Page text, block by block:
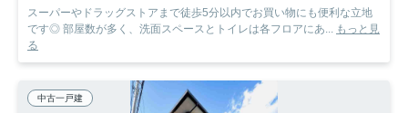
スーパーやドラッグストアまで徒歩5分以内でお買い物にも便利な立地
です◎ 部屋数が多く、洗面スペースとトイレは各フロアにあ... もっと見
る
中古一戸建